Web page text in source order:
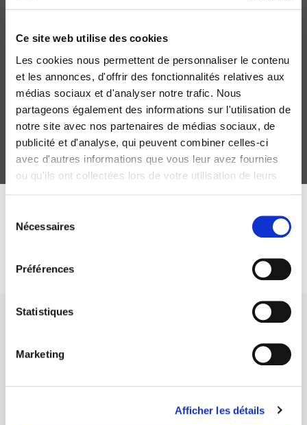
Ce site web utilise des cookies
Les cookies nous permettent de personnaliser le contenu
et les annonces, d'offrir des fonctionnalités relatives aux
médias sociaux et d'analyser notre trafic. Nous
partageons également des informations sur l'utilisation de
notre site avec nos partenaires de médias sociaux, de
publicité et d'analyse, qui peuvent combiner celles-ci
avec d'autres informations que vous leur avez fournies
ou qu'ils ont collectées lors de votre utilisation de leurs
Nécessaires
Préférences
Statistiques
Marketing
Afficher les détails
Le bilan d'Obama
Olivier Richomme, Vincent Michelot
DISCOVER OUR JOURNALS
continue